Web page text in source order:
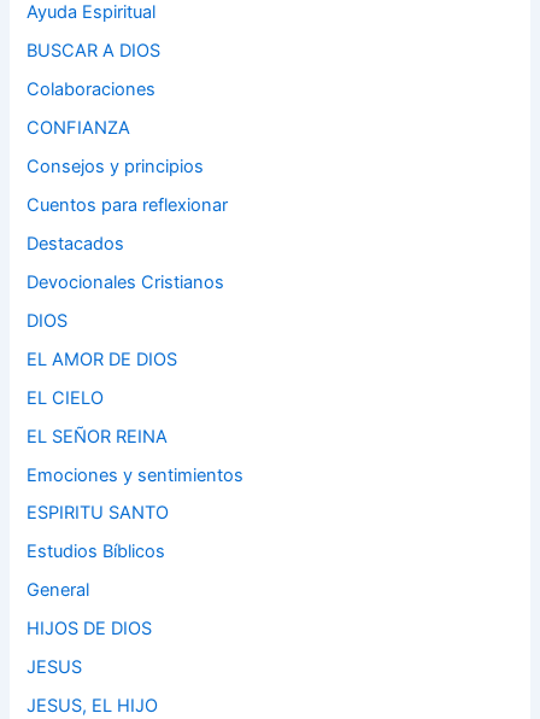
Ayuda Espiritual
BUSCAR A DIOS
Colaboraciones
CONFIANZA
Consejos y principios
Cuentos para reflexionar
Destacados
Devocionales Cristianos
DIOS
EL AMOR DE DIOS
EL CIELO
EL SEÑOR REINA
Emociones y sentimientos
ESPIRITU SANTO
Estudios Bíblicos
General
HIJOS DE DIOS
JESUS
JESUS, EL HIJO